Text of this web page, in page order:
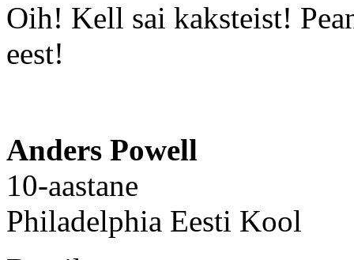
Oih! Kell sai kaksteist!
eest!
Anders Powell
10-aastane
Philadelphia Eesti Kool